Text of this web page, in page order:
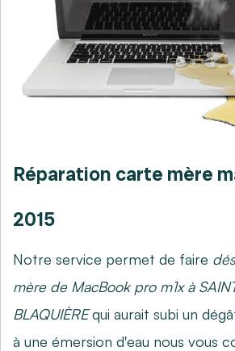
Réparation carte mère
2015
Notre service permet de faire
mère de MacBook pro m1x à
BLAQUIÈREqui aurait subi un
à une émersion d'eau nous vous